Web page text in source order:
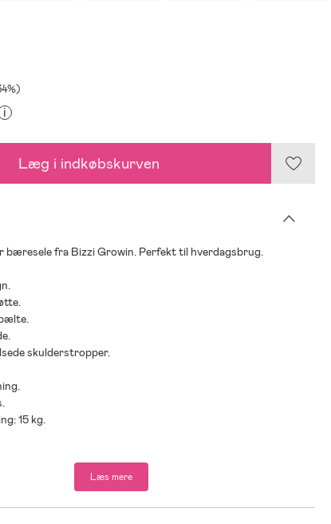
i
Læg i indkøbskurven
bæresele fra Bizzi Growin. Perfekt til hverdagsbrug.
skulderstropper.
15 kg.
Læs mere